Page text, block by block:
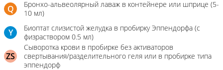
Q
Бронхо-альвеолярный лаваж в контейнере или шприце (5-
10 мл)
Y
Биоптат слизистой желудка в пробирку Эппендорфа (с
физраствором 0.5 мл)
ZS
Сыворотка крови в пробирке без активаторов
свертывания/разделительного геля или в пробирке типа
эппендорф